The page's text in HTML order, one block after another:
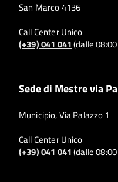
San Marco 4136
Call Center Unico
(+39) 041 041(dalle
Sede di Mestre via
Municipio, Via Palazzo 1
Call Center Unico
(+39) 041 041(dalle